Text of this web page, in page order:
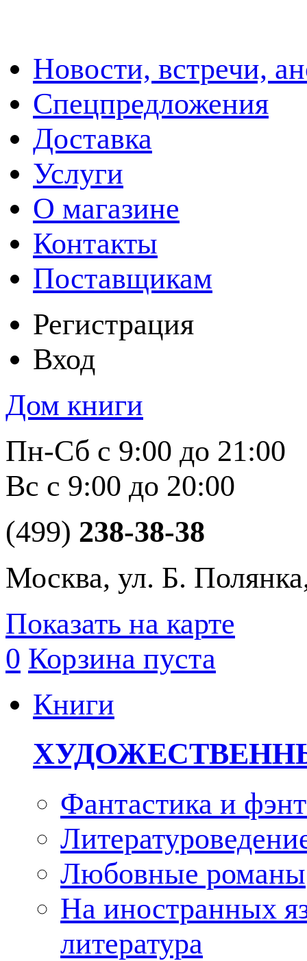
Новости, встречи,
Спецпредложения
Доставка
Услуги
О магазине
Контакты
Поставщикам
Регистрация
Вход
Дом книги
Пн-Сб с 9:00 до 21:00
Вс с 9:00 до 20:00
(499) 238-38-38
Москва, ул. Б.
Показать на карте
0 Корзина пуста
Книги
Фантастика и
Любовные романы
На иностранных
литература